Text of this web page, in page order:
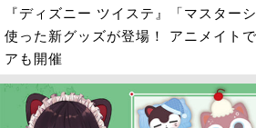
『ディズニー ツイステ』「マスター
使った新グッズが登場！ アニメイト
アも開催